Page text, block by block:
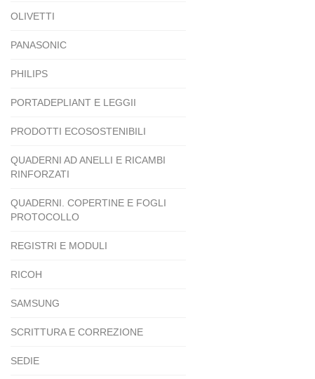
OLIVETTI
PANASONIC
PHILIPS
PORTADEPLIANT E LEGGII
PRODOTTI ECOSOSTENIBILI
QUADERNI AD ANELLI E RICAMBI
RINFORZATI
QUADERNI. COPERTINE E FOGLI
PROTOCOLLO
REGISTRI E MODULI
RICOH
SAMSUNG
SCRITTURA E CORREZIONE
SEDIE